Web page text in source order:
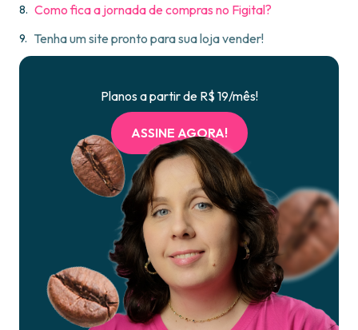
Como fica a jornada de compras no Figital?
Tenha um site pronto para sua loja vender!
Planos a partir de R$ 19/mês!
ASSINE AGORA!